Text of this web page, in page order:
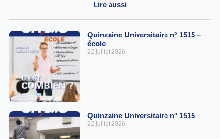
Lire aussi
Quinzaine Universitaire n° 1515 –
école
22 juillet 2026
Quinzaine Universitaire n° 1515
22 juillet 2026